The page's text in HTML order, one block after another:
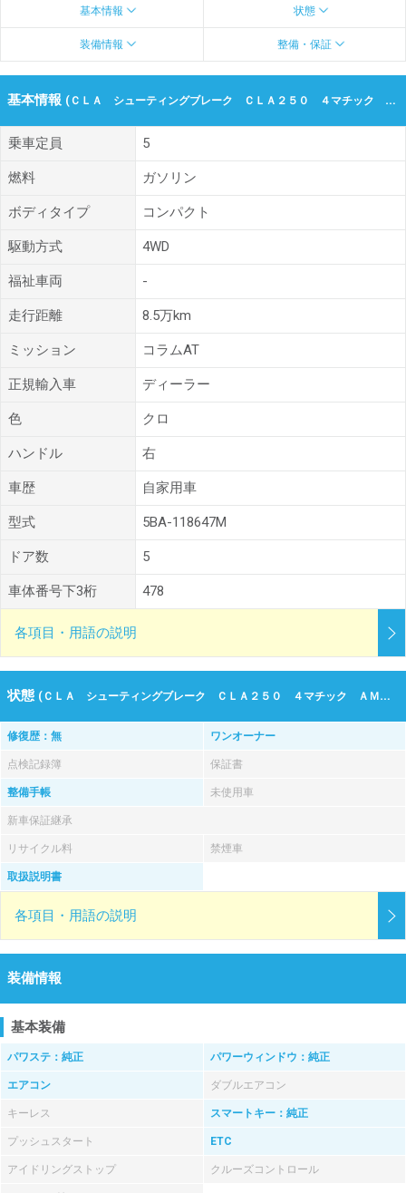
基本情報 状態
装備情報 整備・保証
基本情報 (ＣＬＡ シューティングブレーク ＣＬＡ２５０ ４マチック ＡＭＧライン 令和02年（2020年） 8.5万km 新潟県新潟市南区)
乗車定員 5
燃料 ガソリン
ボディタイプ コンパクト
駆動方式 4WD
福祉車両 -
走行距離 8.5万km
ミッション コラムAT
正規輸入車 ディーラー
色 クロ
ハンドル 右
車歴 自家用車
型式 5BA-118647M
ドア数 5
車体番号下3桁 478
各項目・用語の説明
状態 (ＣＬＡ シューティングブレーク ＣＬＡ２５０ ４マチック ＡＭＧライン 令和02年（2020年） 8.5万km 新潟県新潟市南区)
修復歴：無 ワンオーナー
点検記録簿 保証書
整備手帳 未使用車
新車保証継承
リサイクル料 禁煙車
取扱説明書
各項目・用語の説明
装備情報
基本装備
パワステ：純正 パワーウィンドウ：純正
エアコン ダブルエアコン
キーレス スマートキー：純正
プッシュスタート ETC
アイドリングストップ クルーズコントロール